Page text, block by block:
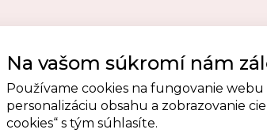
Na vašom súkromí nám
Používame cookies na fungovanie webu
personalizáciu obsahu a zobrazovanie
cookies“ s tým súhlasíte.